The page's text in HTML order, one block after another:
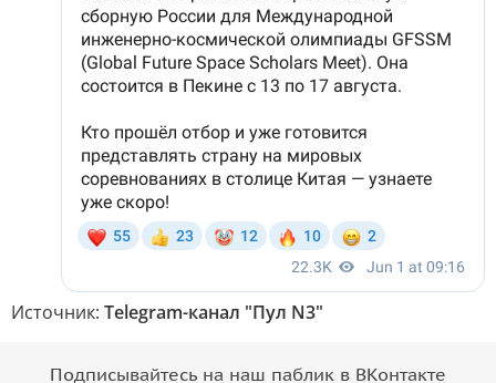
Источник: Telegram-канал "Пул N3"
Подписывайтесь на наш паблик в ВКонтакте